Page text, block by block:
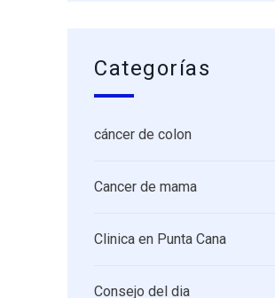
Categorías
cáncer de colon
Cancer de mama
Clinica en Punta Cana
Consejo del dia